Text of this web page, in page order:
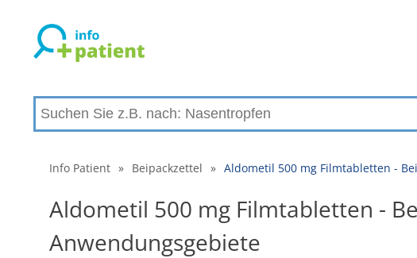
Info Patient » Beipackzettel » Aldometil 500 mg Filmtabletten -
Aldometil 500 mg Filmtabletten -
Anwendungsgebiete